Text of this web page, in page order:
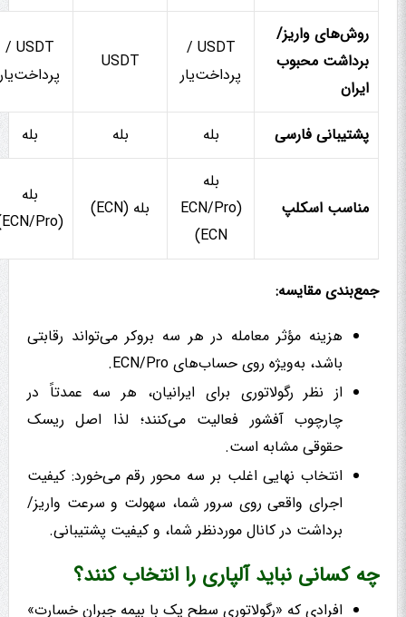
روش‌های واریز/
برداشت محبوب
ایران
USDT /
پرداخت‌یار
USDT
USDT /
پرداخت‌یار
پشتیبانی فارسی بله بله بله
مناسب اسکلپ
بله
(ECN/Pro
ECN)
بله (ECN)
بله
(ECN/Pro)
جمع‌بندی مقایسه:
هزینه مؤثر معامله در هر سه بروکر می‌تواند رقابتی
باشد، به‌ویژه روی حساب‌های ECN/Pro.
از نظر رگولاتوری برای ایرانیان، هر سه عمدتاً در
چارچوب آفشور فعالیت می‌کنند؛ لذا اصل ریسک
حقوقی مشابه است.
انتخاب نهایی اغلب بر سه محور رقم می‌خورد: کیفیت
اجرای واقعی روی سرور شما، سهولت و سرعت واریز/
برداشت در کانال موردنظر شما، و کیفیت پشتیبانی.
چه کسانی نباید آلپاری را انتخاب کنند؟
افرادی که «رگولاتوری سطح یک با بیمه جبران خسارت»